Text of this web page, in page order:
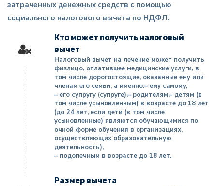
затраченных денежных средств с помощью
социального налогового вычета по НДФЛ.
Кто может получить налоговый
вычет
Налоговый вычет на лечение может получить
физлицо, оплатившее медицинские услуги, в
том числе дорогостоящие, оказанные ему или
членам его семьи, а именно:– ему самому,
– его супругу (супруге),– родителям,– детям (в
том числе усыновленным) в возрасте до 18 лет
(до 24 лет, если дети (в том числе
усыновленные) являются обучающимися по
очной форме обучения в организациях,
осуществляющих образовательную
деятельность),
– подопечным в возрасте до 18 лет.
Размер вычета